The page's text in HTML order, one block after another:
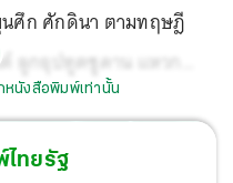
ศึก ศักดินา ตามทฤษฎี
ลูกอุปทูตซูดาน แหวก
หนังสือพิมพ์เท่านั้น
ทยรัฐ